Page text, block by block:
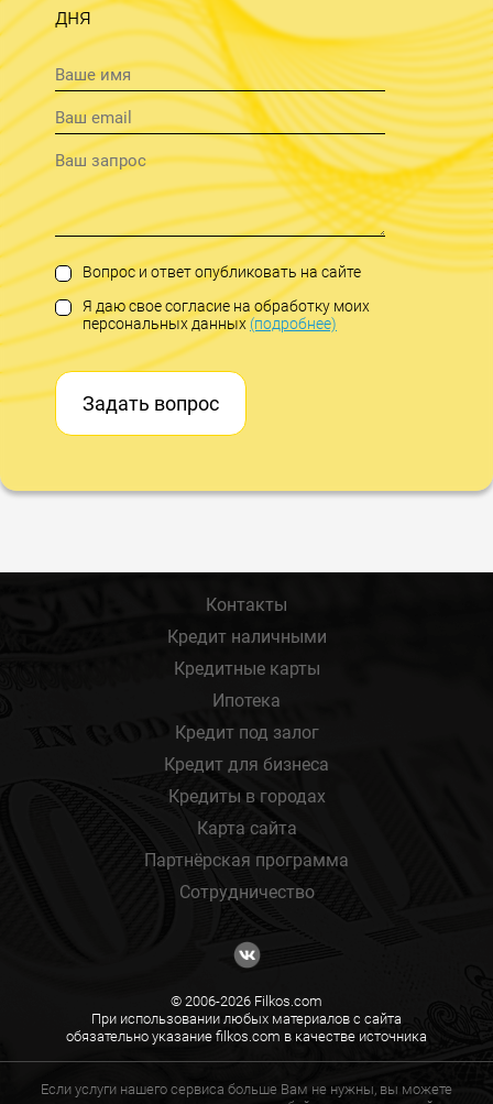
дня
Вопрос и ответ опубликовать на сайте
Я даю свое согласие на обработку моих
персональных данных(подробнее)
Задать вопрос
Контакты
Кредит наличными
Кредитные карты
Ипотека
Кредит под залог
Кредит для бизнеса
Кредиты в городах
Карта сайта
Партнёрская программа
Сотрудничество
© 2006-2026 Filkos.com
При использовании любых материалов с сайта
обязательно указание filkos.com в качестве источника
Если услуги нашего сервиса больше Вам не нужны, вы можете